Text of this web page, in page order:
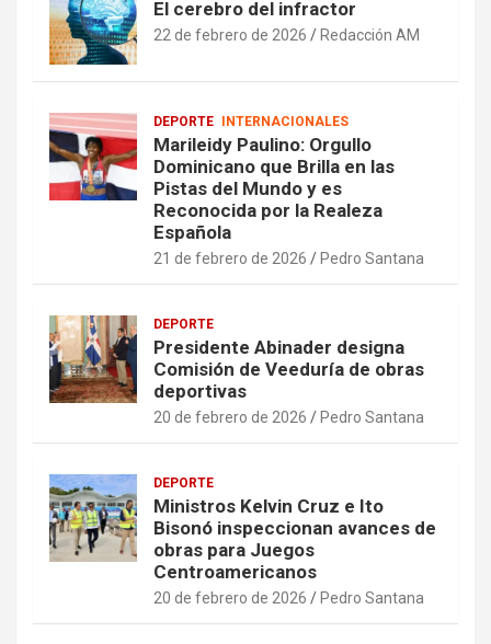
El cerebro del infractor
22 de febrero de 2026 Redacción AM
DEPORTE INTERNACIONALES
Marileidy Paulino: Orgullo
Dominicano que Brilla en las
Pistas del Mundo y es
Reconocida por la Realeza
Española
21 de febrero de 2026 Pedro Santana
DEPORTE
Presidente Abinader designa
Comisión de Veeduría de obras
deportivas
20 de febrero de 2026 Pedro Santana
DEPORTE
Ministros Kelvin Cruz e Ito
Bisonó inspeccionan avances de
obras para Juegos
Centroamericanos
20 de febrero de 2026 Pedro Santana